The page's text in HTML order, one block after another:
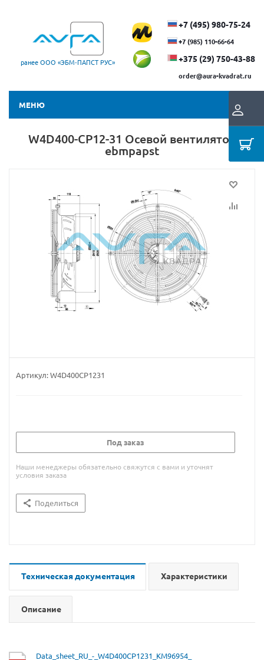
ранее ООО «ЭБМ‑ПАПСТ РУС»
+7 (495) 980-75-24
+7 (985) 110-66-64
+375 (29) ​750-43-88
order@aura-kvadrat.ru
МЕНЮ
W4D400-CP12-31 Осевой вентилятор
ebmpapst
Артикул:W4D400CP1231
Под заказ
Наши менеджеры обязательно свяжутся с вами и уточнят
условия заказа
Поделиться
Техническая документация Характеристики
Описание
Data_sheet_RU_-_W4D400CP1231_KM96954_